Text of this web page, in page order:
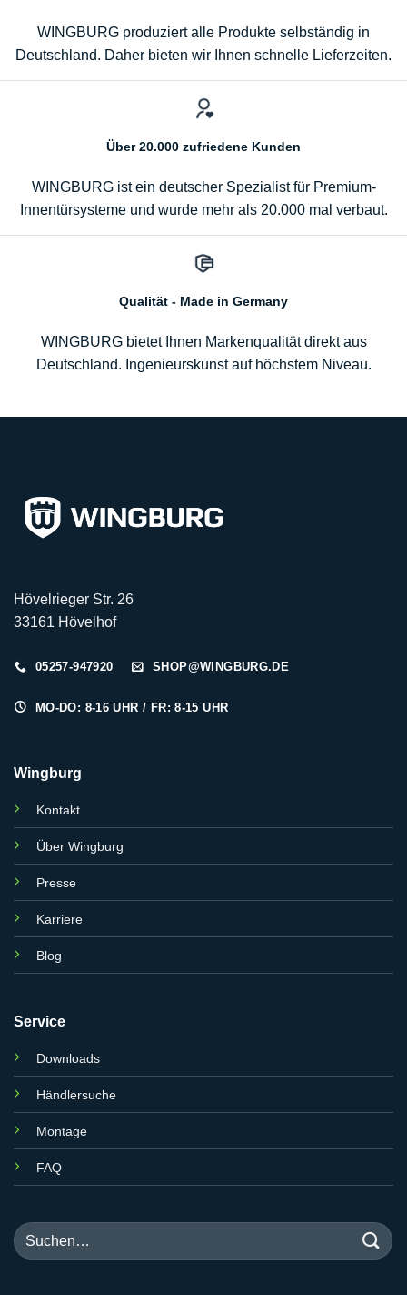
WINGBURG produziert alle Produkte selbständig in
Deutschland. Daher bieten wir Ihnen schnelle Lieferzeiten.
Über 20.000 zufriedene Kunden
WINGBURG ist ein deutscher Spezialist für Premium-
Innentürsysteme und wurde mehr als 20.000 mal verbaut.
Qualität - Made in Germany
WINGBURG bietet Ihnen Markenqualität direkt aus
Deutschland. Ingenieurskunst auf höchstem Niveau.
Hövelrieger Str. 26
33161 Hövelhof
05257-947920 SHOP@WINGBURG.DE
MO-DO: 8-16 UHR / FR: 8-15 UHR
Wingburg
Kontakt
Über Wingburg
Presse
Karriere
Blog
Service
Downloads
Händlersuche
Montage
FAQ
Suchen
nach: